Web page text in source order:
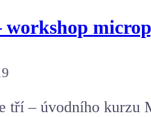
workshop
tří – úvodního kurzu